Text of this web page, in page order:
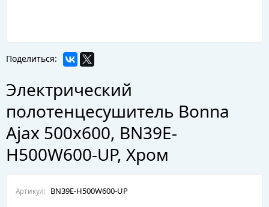
Поделиться:
Электрический
полотенцесушитель Bonna
Ajax 500x600, BN39E-
H500W600-UP, Хром
Артикул: BN39E-H500W600-UP